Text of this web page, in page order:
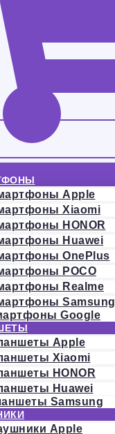
Apple
Xiaomi
HONOR
Huawei
OnePlus
POCO
Realme
Samsung
Google
Apple
Xiaomi
HONOR
Huawei
Samsung
Apple